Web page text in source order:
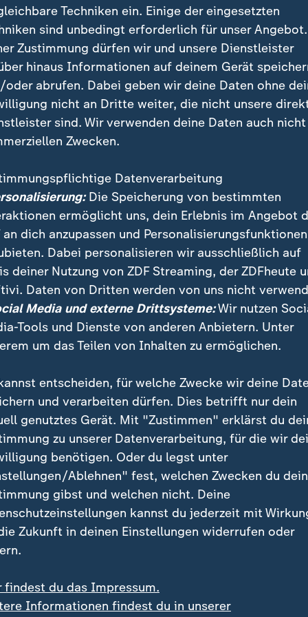
Demonstrationen gegen das Regime in Iran
der Druck. In Teheran sollen Sprechchöre
Koch-Institut:
11.900 Hitzetote
Sommer
0:21
Treffen der Verkehrsminister
Nach EuGH-Urteil: Wird
Nahverkehr teurer?
Video1:09
Techniken ein. Einige der eingesetzten
sind unbedingt erforderlich für unser
Zustimmung dürfen wir und unsere Dienstleister
hinaus Informationen auf deinem Gerät
oder abrufen. Dabei geben wir deine Daten ohne
nicht an Dritte weiter, die nicht unsere
sind. Wir verwenden deine Daten auch nicht
Zwecken.
Datenverarbeitung
Die Speicherung von bestimmten
ermöglicht uns, dein Erlebnis im Angebot
an dich anzupassen und Personalisierungsfunktionen
Dabei personalisieren wir ausschließlich auf
deiner Nutzung von ZDF Streaming, der ZDFheute
Daten von Dritten werden von uns nicht
Media und externe Drittsysteme:Wir nutzen
Tools und Dienste von anderen Anbietern. Unter
um das Teilen von Inhalten zu ermöglichen.
entscheiden, für welche Zwecke wir deine
und verarbeiten dürfen. Dies betrifft nur dein
genutztes Gerät. Mit "Zustimmen" erklärst du
zu unserer Datenverarbeitung, für die wir
benötigen. Oder du legst unter
Ablehnen" fest, welchen Zwecken du
gibst und welchen nicht. Deine
kannst du jederzeit mit
Zukunft in deinen Einstellungen widerrufen oder
findest du das Impressum.
Informationen findest du in unserer